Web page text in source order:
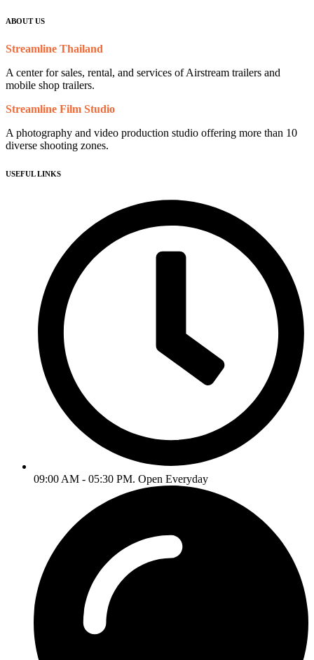
ABOUT US
Streamline Thailand
A center for sales, rental, and services of Airstream trailers and
mobile shop trailers.
Streamline Film Studio
A photography and video production studio offering more than 10
diverse shooting zones.
USEFUL LINKS
09:00 AM - 05:30 PM. Open Everyday